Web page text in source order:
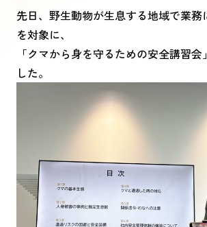
先日、野生動物が生息する地域で業務
を対象に、
「クマから身を守るための安全講習
した。